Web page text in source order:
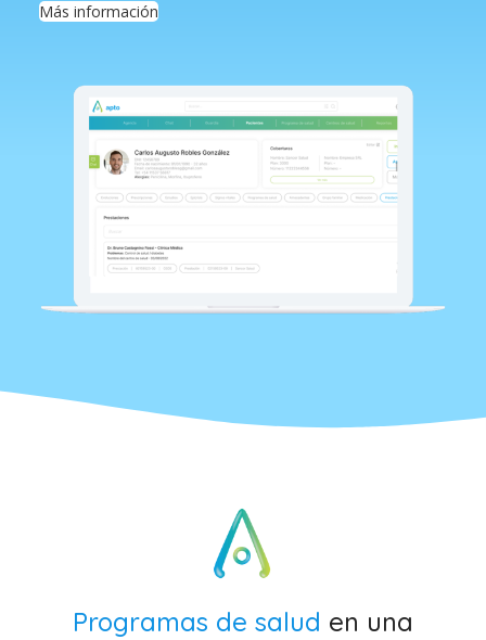
Más información
Programas de salud en una